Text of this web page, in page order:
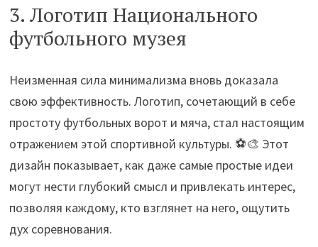
3. Логотип Национального
футбольного музея
Неизменная сила минимализма вновь доказала
свою эффективность. Логотип, сочетающий в себе
простоту футбольных ворот и мяча, стал настоящим
отражением этой спортивной культуры. ⚽️🎨 Этот
дизайн показывает, как даже самые простые идеи
могут нести глубокий смысл и привлекать интерес,
позволяя каждому, кто взглянет на него, ощутить
дух соревнования.